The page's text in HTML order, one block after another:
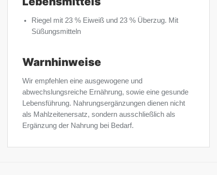
Riegel mit 23 % Eiweiß und 23 % Überzug. Mit
Süßungsmitteln
Warnhinweise
Wir empfehlen eine ausgewogene und
abwechslungsreiche Ernährung, sowie eine gesunde
Lebensführung. Nahrungsergänzungen dienen nicht
als Mahlzeitenersatz, sondern ausschließlich als
Ergänzung der Nahrung bei Bedarf.